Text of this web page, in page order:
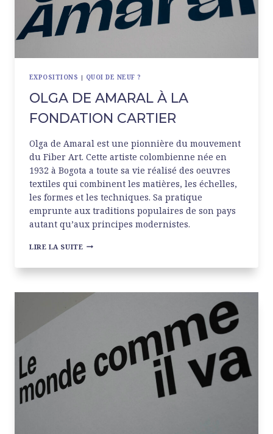
EXPOSITIONS | QUOI DE NEUF ?
OLGA DE AMARAL À LA
FONDATION CARTIER
Olga de Amaral est une pionnière du mouvement
du Fiber Art. Cette artiste colombienne née en
1932 à Bogota a toute sa vie réalisé des oeuvres
textiles qui combinent les matières, les échelles,
les formes et les techniques. Sa pratique
emprunte aux traditions populaires de son pays
autant qu’aux principes modernistes.
LIRE LA SUITE OLGA
AMARAL
FONDATION